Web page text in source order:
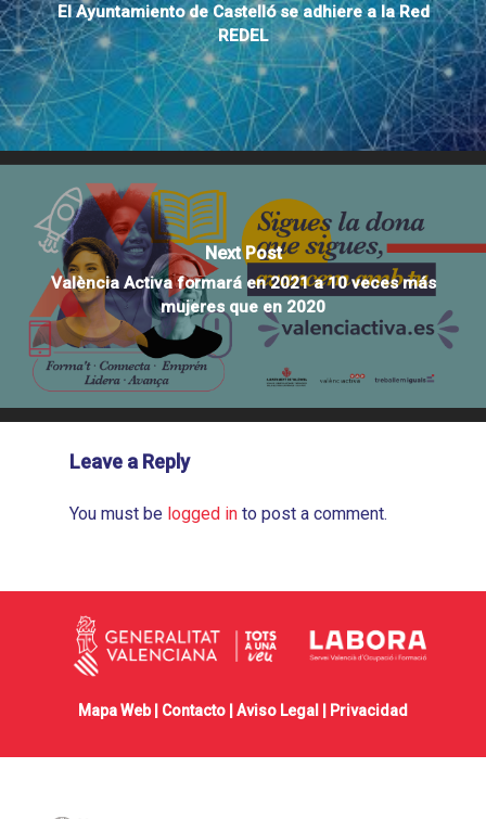
El Ayuntamiento de Castelló se adhiere a la Red
REDEL
Next Post
València Activa formará en 2021 a 10 veces más
mujeres que en 2020
Leave a Reply
You must be logged in to post a comment.
Mapa Web | Contacto Aviso Legal Privacidad